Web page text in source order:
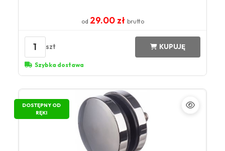
od 29.00 zł brutto
1 szt KUPUJĘ
Szybka dostawa
DOSTĘPNY OD
RĘKI